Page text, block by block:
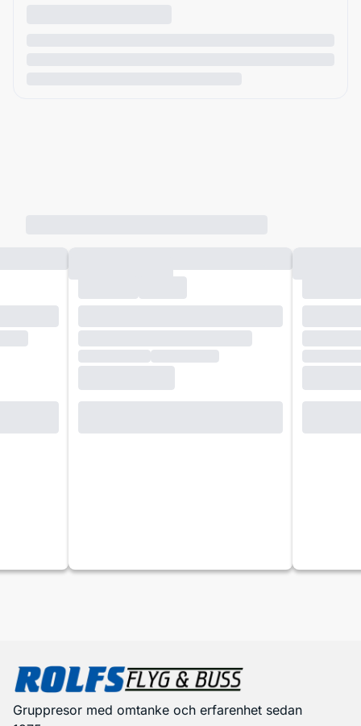
Gruppresor med omtanke och erfarenhet sedan